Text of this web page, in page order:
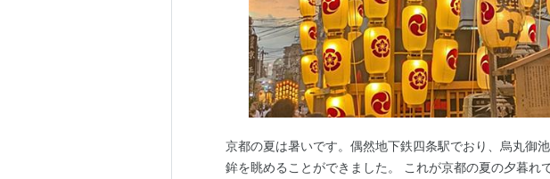
京都の夏は暑いです。偶然地下鉄四条駅でおり、烏丸御
鉾を眺めることができました。 これが京都の夏の夕暮れ